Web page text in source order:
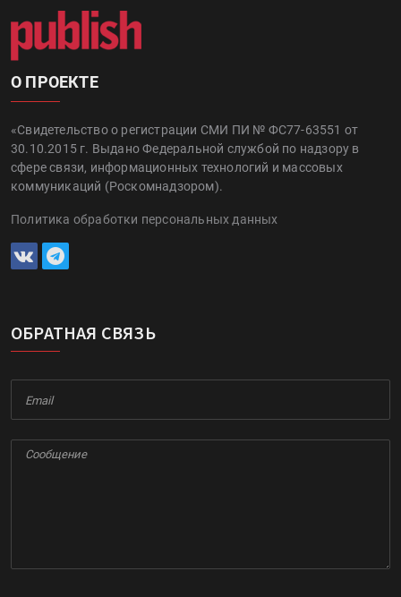
О ПРОЕКТЕ
«Свидетельство о регистрации СМИ ПИ № ФС77-63551 от
30.10.2015 г. Выдано Федеральной службой по надзору в
сфере связи, информационных технологий и массовых
коммуникаций (Роскомнадзором).
Политика обработки персональных данных
ОБРАТНАЯ СВЯЗЬ